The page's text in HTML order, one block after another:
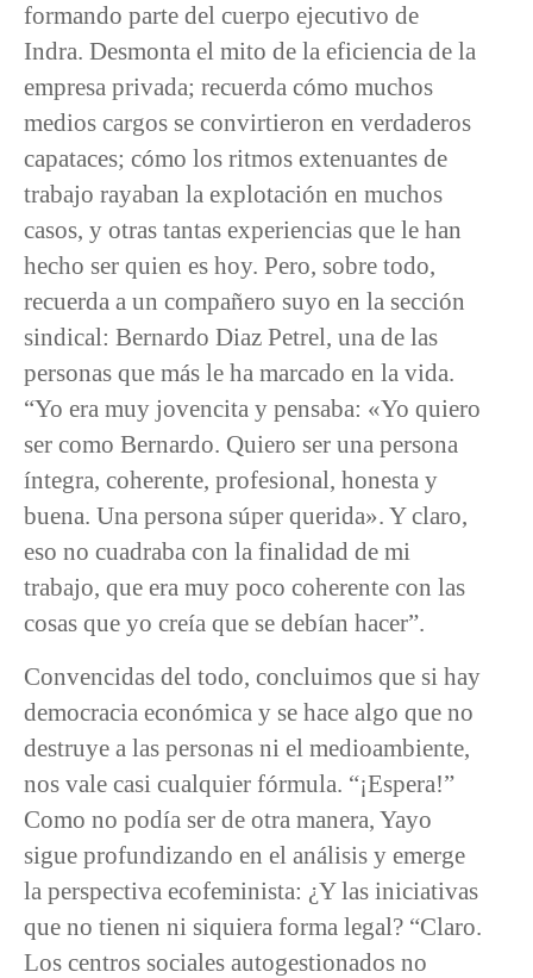
formando parte del cuerpo ejecutivo de
Indra. Desmonta el mito de la eficiencia de la
empresa privada; recuerda cómo muchos
medios cargos se convirtieron en verdaderos
capataces; cómo los ritmos extenuantes de
trabajo rayaban la explotación en muchos
casos, y otras tantas experiencias que le han
hecho ser quien es hoy. Pero, sobre todo,
recuerda a un compañero suyo en la sección
sindical: Bernardo Diaz Petrel, una de las
personas que más le ha marcado en la vida.
“Yo era muy jovencita y pensaba: «Yo quiero
ser como Bernardo. Quiero ser una persona
íntegra, coherente, profesional, honesta y
buena. Una persona súper querida». Y claro,
eso no cuadraba con la finalidad de mi
trabajo, que era muy poco coherente con las
cosas que yo creía que se debían hacer”.
Convencidas del todo, concluimos que si hay
democracia económica y se hace algo que no
destruye a las personas ni el medioambiente,
nos vale casi cualquier fórmula. “¡Espera!”
Como no podía ser de otra manera, Yayo
sigue profundizando en el análisis y emerge
la perspectiva ecofeminista: ¿Y las iniciativas
que no tienen ni siquiera forma legal? “Claro.
Los centros sociales autogestionados no